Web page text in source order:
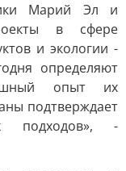
Марий Эл и
в сфере
и экологии -
определяют
опыт их
подтверждает
подходов», -